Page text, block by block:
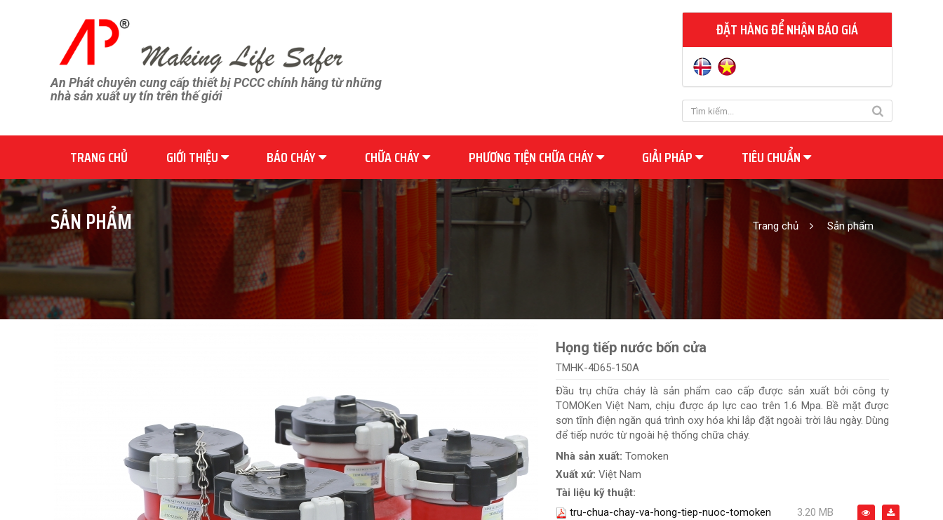
An Phát chuyên cung cấp thiết bị PCCC chính hãng từ những
nhà sản xuất uy tín trên thế giới
ĐẶT HÀNG ĐỂ NHẬN BÁO GIÁ
TRANG CHỦ GIỚI THIỆU BÁO CHÁY CHỮA CHÁY PHƯƠNG TIỆN CHỮA CHÁY GIẢI PHÁP TIÊU CHUẨN
SẢN PHẨM Trang chủ Sản phẩm
Họng tiếp nước bốn cửa
TMHK-4D65-150A
Đầu trụ chữa cháy là sản phẩm cao cấp được sản xuất bởi công ty
TOMOKen Việt Nam, chịu được áp lực cao trên 1.6 Mpa. Bề mặt được
sơn tĩnh điện ngăn quá trình oxy hóa khi lắp đặt ngoài trời lâu ngày. Dùng
để tiếp nước từ ngoài hệ thống chữa cháy.
Nhà sản xuất: Tomoken
Xuất xứ: Việt Nam
Tài liệu kỹ thuật:
tru-chua-chay-va-hong-tiep-nuoc-tomoken
3.20 MB